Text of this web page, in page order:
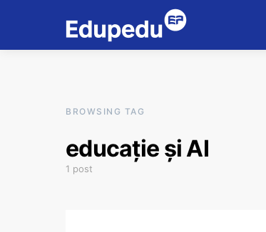
BROWSING TAG
educație și AI
1 post